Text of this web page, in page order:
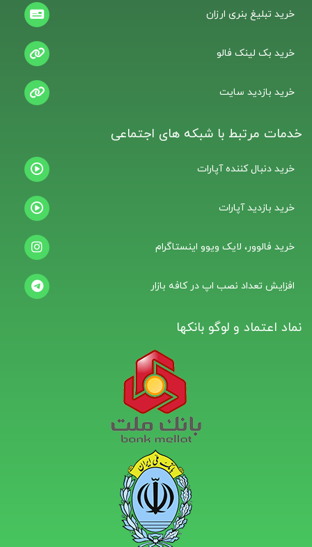
خرید تبلیغ بنری ارزان
خرید بک لینک فالو
خرید بازدید سایت
خدمات مرتبط با شبکه های اجتماعی
خرید دنبال کننده آپارات
خرید بازدید آپارات
خرید فالوور، لایک ویوو اینستاگرام
افزایش تعداد نصب اپ در کافه بازار
نماد اعتماد و لوگو بانکها